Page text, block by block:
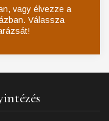
vagy élvezze a
Válassza